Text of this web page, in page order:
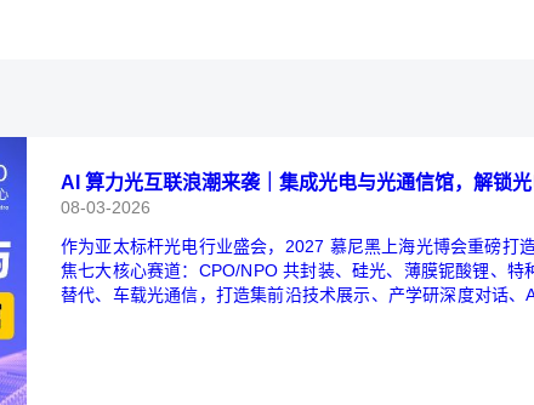
AI 算力光互联浪潮来袭｜集成光电与光通信馆，解锁
08-03-2026
作为亚太标杆光电行业盛会，2027 慕尼黑上海光博会重磅打
焦七大核心赛道：CPO/NPO 共封装、硅光、薄膜铌酸锂、特
替代、车载光通信，打造集前沿技术展示、产学研深度对话、